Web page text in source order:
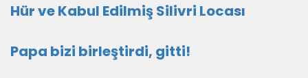
Hür ve Kabul Edilmiş Silivri Locası
Papa bizi birleştirdi, gitti!